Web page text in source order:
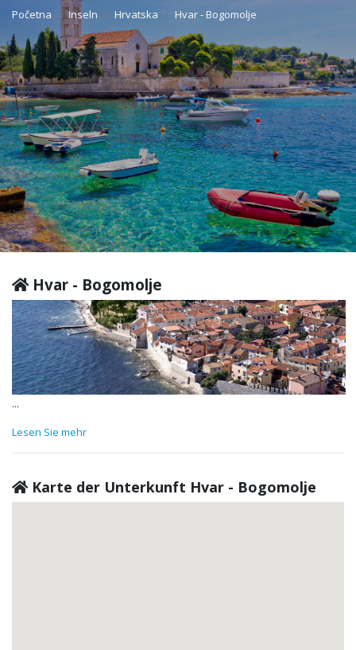
Početna Inseln Hrvatska Hvar - Bogomolje
Hvar - Bogomolje
...
Lesen Sie mehr
Karte der Unterkunft Hvar - Bogomolje